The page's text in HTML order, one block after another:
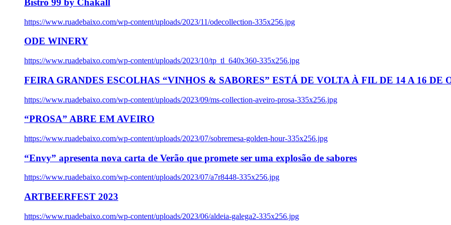
Bistro 99 by Chakall
https://www.ruadebaixo.com/wp-content/uploads/2023/11/odecollection-335x256.jpg
ODE WINERY
https://www.ruadebaixo.com/wp-content/uploads/2023/10/tp_tl_640x360-335x256.jpg
FEIRA GRANDES ESCOLHAS “VINHOS & SABORES” ESTÁ DE VOLTA À FIL DE 14 A 16 DE
https://www.ruadebaixo.com/wp-content/uploads/2023/09/ms-collection-aveiro-prosa-335x256.jpg
“PROSA” ABRE EM AVEIRO
https://www.ruadebaixo.com/wp-content/uploads/2023/07/sobremesa-golden-hour-335x256.jpg
“Envy” apresenta nova carta de Verão que promete ser uma explosão de sabores
https://www.ruadebaixo.com/wp-content/uploads/2023/07/a7r8448-335x256.jpg
ARTBEERFEST 2023
https://www.ruadebaixo.com/wp-content/uploads/2023/06/aldeia-galega2-335x256.jpg